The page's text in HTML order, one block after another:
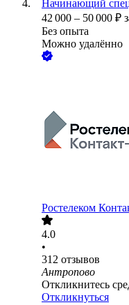
Начинающий
42 000 – 50 000 ₽
Без опыта
Можно удалённо
Ростелеком
4.0
•
312 отзывов
Антропово
Откликнитесь
Откликнуться